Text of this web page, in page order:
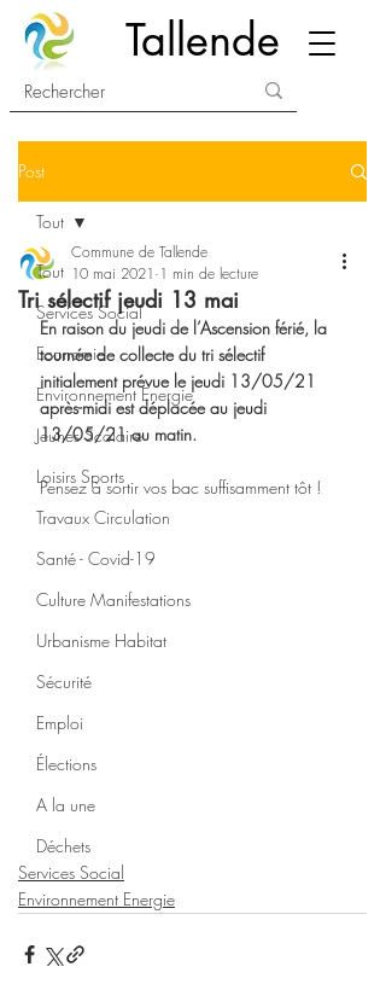
Tallende
Post
Tout
Services Social
Economie
Environnement Energie
Jeunes Scolaire
Loisirs Sports
Travaux Circulation
Santé - Covid-19
Culture Manifestations
Urbanisme Habitat
Sécurité
Emploi
Élections
A la une
Déchets
Tout
Tri sélectif jeudi 13 mai
Commune de Tallende
10 mai 2021 1 min de lecture
En raison du jeudi de l’Ascension férié, la
tournée de collecte du tri sélectif
initialement prévue le jeudi 13/05/21
après-midi est déplacée au jeudi
13/05/21 au matin.
Pensez à sortir vos bac suffisamment tôt !
Services Social
Environnement Energie